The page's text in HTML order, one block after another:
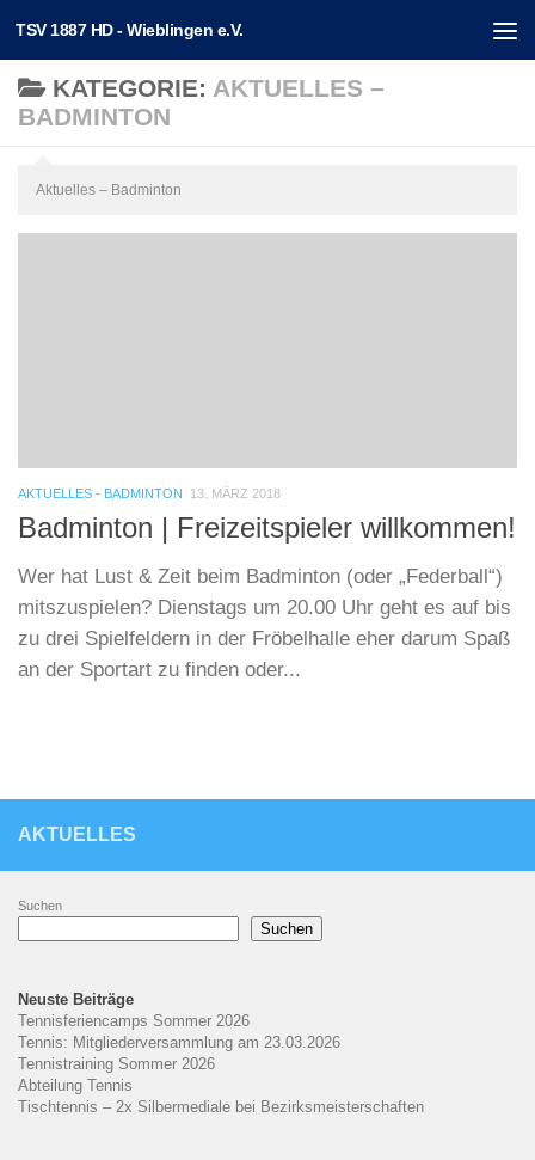
Unter dem Inhalt
TSV 1887 HD - Wieblingen e.V.
KATEGORIE: AKTUELLES –
BADMINTON
Aktuelles – Badminton
AKTUELLES - BADMINTON 13. MÄRZ 2018
Badminton | Freizeitspieler willkommen!
Wer hat Lust & Zeit beim Badminton (oder „Federball“)
mitszuspielen? Dienstags um 20.00 Uhr geht es auf bis
zu drei Spielfeldern in der Fröbelhalle eher darum Spaß
an der Sportart zu finden oder...
AKTUELLES
Suchen
Suchen
Neuste Beiträge
Tennisferiencamps Sommer 2026
Tennis: Mitgliederversammlung am 23.03.2026
Tennistraining Sommer 2026
Abteilung Tennis
Tischtennis – 2x Silbermediale bei Bezirksmeisterschaften